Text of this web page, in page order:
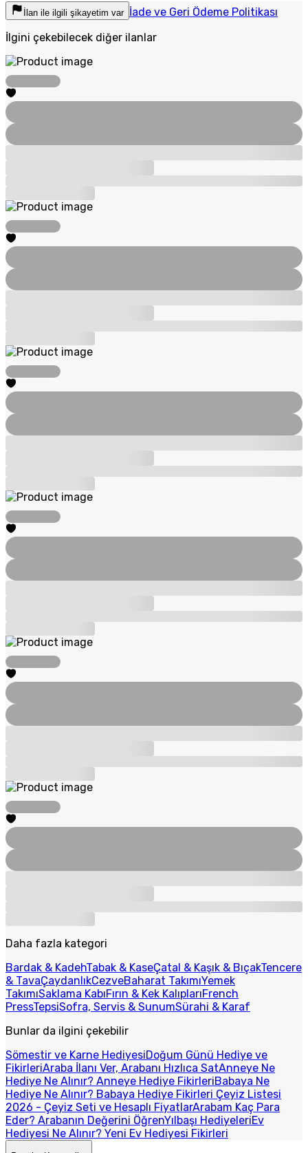
İlan ile ilgili şikayetim var İade ve Geri Ödeme Politikası
İlgini çekebilecek diğer ilanlar
Daha fazla kategori
Bardak & KadehTabak & KaseÇatal & Kaşık & BıçakTencere
& TavaÇaydanlıkCezveBaharat TakımıYemek
TakımıSaklama KabıFırın & Kek KalıplarıFrench
PressTepsiSofra, Servis & SunumSürahi & Karaf
Bunlar da ilgini çekebilir
Sömestir ve Karne HediyesiDoğum Günü Hediye ve
FikirleriAraba İlanı Ver, Arabanı Hızlıca SatAnneye Ne
Hediye Ne Alınır? Anneye Hediye FikirleriBabaya Ne
Hediye Ne Alınır? Babaya Hediye Fikirleri Çeyiz Listesi
2026 - Çeyiz Seti ve Hesaplı FiyatlarArabam Kaç Para
Eder? Arabanın Değerini ÖğrenYılbaşı HediyeleriEv
Hediyesi Ne Alınır? Yeni Ev Hediyesi Fikirleri